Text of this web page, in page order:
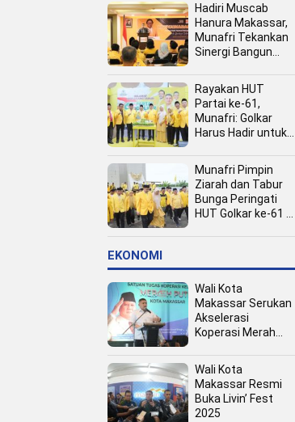
Hadiri Muscab
Hanura Makassar,
Munafri Tekankan
Sinergi Bangun
Rayakan HUT
Partai ke-61,
Munafri: Golkar
Harus Hadir untuk
Munafri Pimpin
Ziarah dan Tabur
Bunga Peringati
HUT Golkar ke-61 di
EKONOMI
Wali Kota
Makassar Serukan
Akselerasi
Koperasi Merah
Program Presiden
Prabowo
Wali Kota
Makassar Resmi
Buka Livin’ Fest
2025